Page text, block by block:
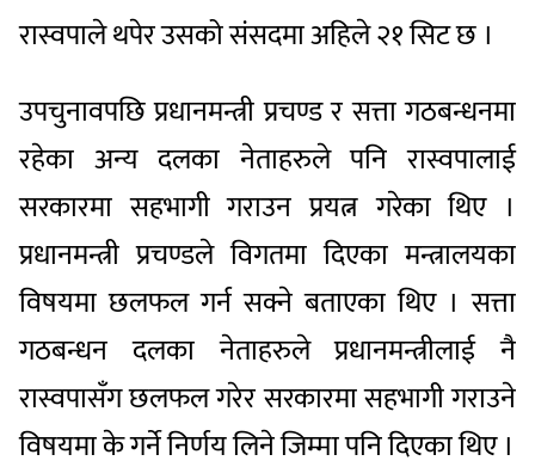
रास्वपाले थपेर उसको संसदमा अहिले २१ सिट छ ।
उपचुनावपछि प्रधानमन्त्री प्रचण्ड र सत्ता गठबन्धनमा
रहेका अन्य दलका नेताहरुले पनि रास्वपालाई
सरकारमा सहभागी गराउन प्रयत्न गरेका थिए ।
प्रधानमन्त्री प्रचण्डले विगतमा दिएका मन्त्रालयका
विषयमा छलफल गर्न सक्ने बताएका थिए । सत्ता
गठबन्धन दलका नेताहरुले प्रधानमन्त्रीलाई नै
रास्वपासँग छलफल गरेर सरकारमा सहभागी गराउने
विषयमा के गर्ने निर्णय लिने जिम्मा पनि दिएका थिए ।